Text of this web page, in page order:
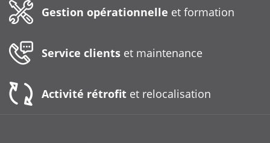
Gestion opérationnelle et formation
Service clients et maintenance
Activité rétrofit et relocalisation